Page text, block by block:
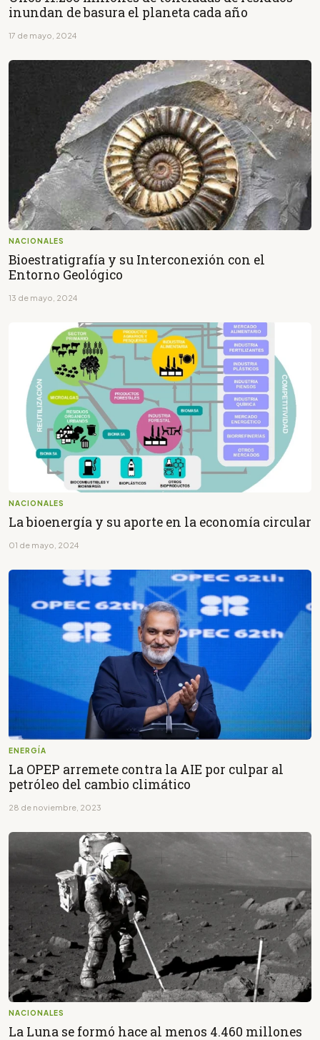
inundan de basura el planeta cada año
17 de mayo, 2024
NACIONALES
Bioestratigrafía y su Interconexión con el
Entorno Geológico
13 de mayo, 2024
NACIONALES
La bioenergía y su aporte en la economía circular
01 de mayo, 2024
ENERGÍA
La OPEP arremete contra la AIE por culpar al
petróleo del cambio climático
28 de noviembre, 2023
NACIONALES
La Luna se formó hace al menos 4.460 millones